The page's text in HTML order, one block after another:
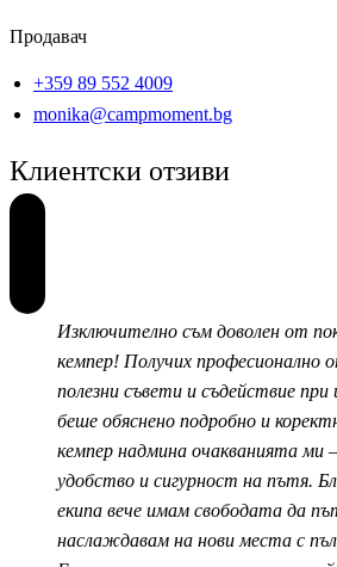
Продавач
+359 89 552 4009
monika@campmoment.bg
Клиентски отзиви
Изключително съм доволен от
кемпер! Получих професионално
полезни съвети и съдействие при
беше обяснено подробно и
кемпер надмина очакванията ми
удобство и сигурност на пътя.
екипа вече имам свободата да
наслаждавам на нови места с